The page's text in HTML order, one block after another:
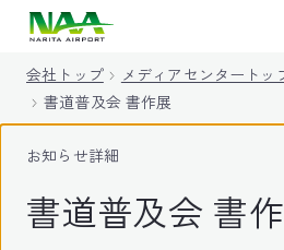
会社トップ メディアセンタートッ
書道普及会 書作展
お知らせ詳細
書道普及会 書